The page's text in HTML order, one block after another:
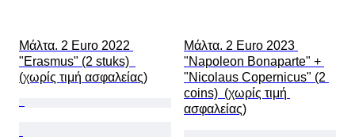
Μάλτα. 2 Euro 2022
"Erasmus" (2 stuks)
(χωρίς τιμή ασφαλείας)
Μάλτα. 2 Euro 2023
"Napoleon Bonaparte" +
"Nicolaus Copernicus" (2
coins)  (χωρίς τιμή
ασφαλείας)